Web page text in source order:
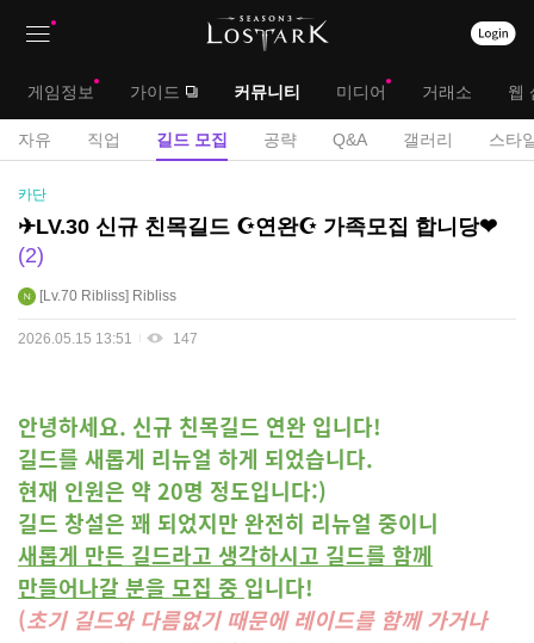
대
메
게임정보 가이드 커뮤니티 미디어 거래소 웹
서
메
자유 직업 길드 모집 공략 Q&A 갤러리 스타
길
드
모
집
게
판
카단
✈LV.30 신규 친목길드 ☪연완☪ 가족모집 합니당❤
2
Lv.70 Ribliss Ribliss
2026.05.15 13:51 147
안녕하세요. 신규 친목길드 연완 입니다!
길드를 새롭게 리뉴얼 하게 되었습니다.
현재 인원은 약 20명 정도입니다:)
길드 창설은 꽤 되었지만 완전히 리뉴얼 중이니
새롭게 만든 길드라고 생각하시고 길드를 함께
만들어나갈 분을 모집 중 입니다!
(초기 길드와 다름없기 때문에 레이드를 함께 가거나